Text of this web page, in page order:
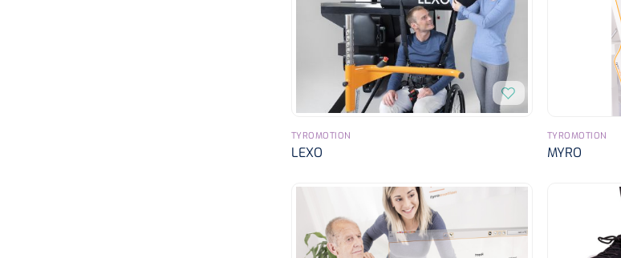
TYROMOTION
LEXO
TYROMOTION
MYRO